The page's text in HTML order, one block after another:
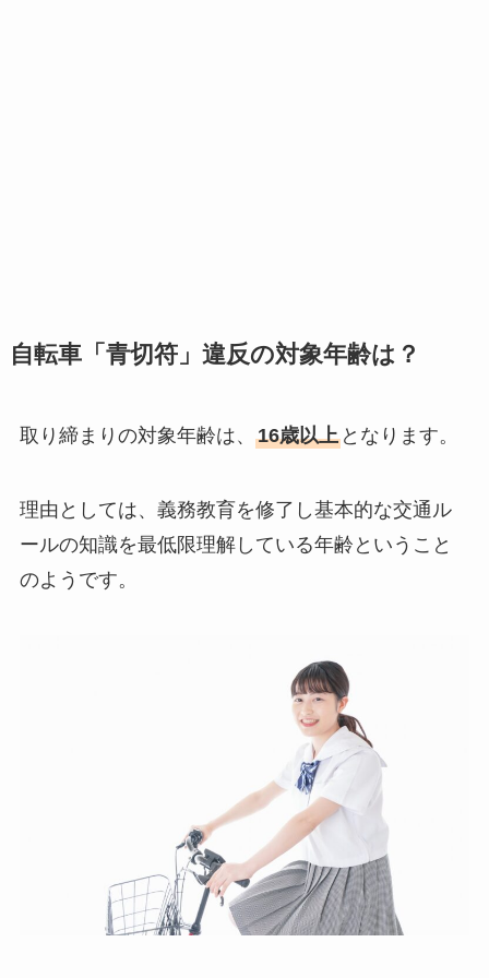
自転車「青切符」違反の対象年齢は？
取り締まりの対象年齢は、 16歳以上となります。
理由としては、義務教育を修了し基本的な交通ル
ールの知識を最低限理解している年齢ということ
のようです。